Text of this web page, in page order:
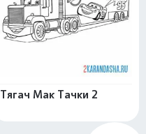
Тягач Мак Тачки 2